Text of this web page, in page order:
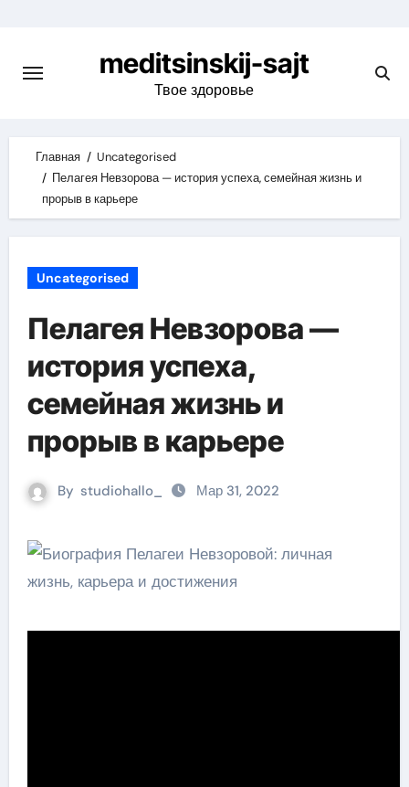
content
meditsinskij-sajt
Твое здоровье
Главная
Uncategorised
Пелагея Невзорова — история успеха, семейная жизнь и
прорыв в карьере
Uncategorised
Пелагея Невзорова —
история успеха,
семейная жизнь и
прорыв в карьере
By studiohallo_ Мар 31, 2022